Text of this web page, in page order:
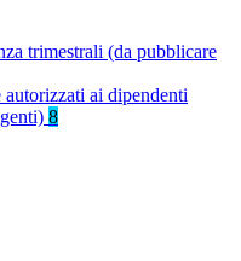
trimestrali (da pubblicare
ai dipendenti
8